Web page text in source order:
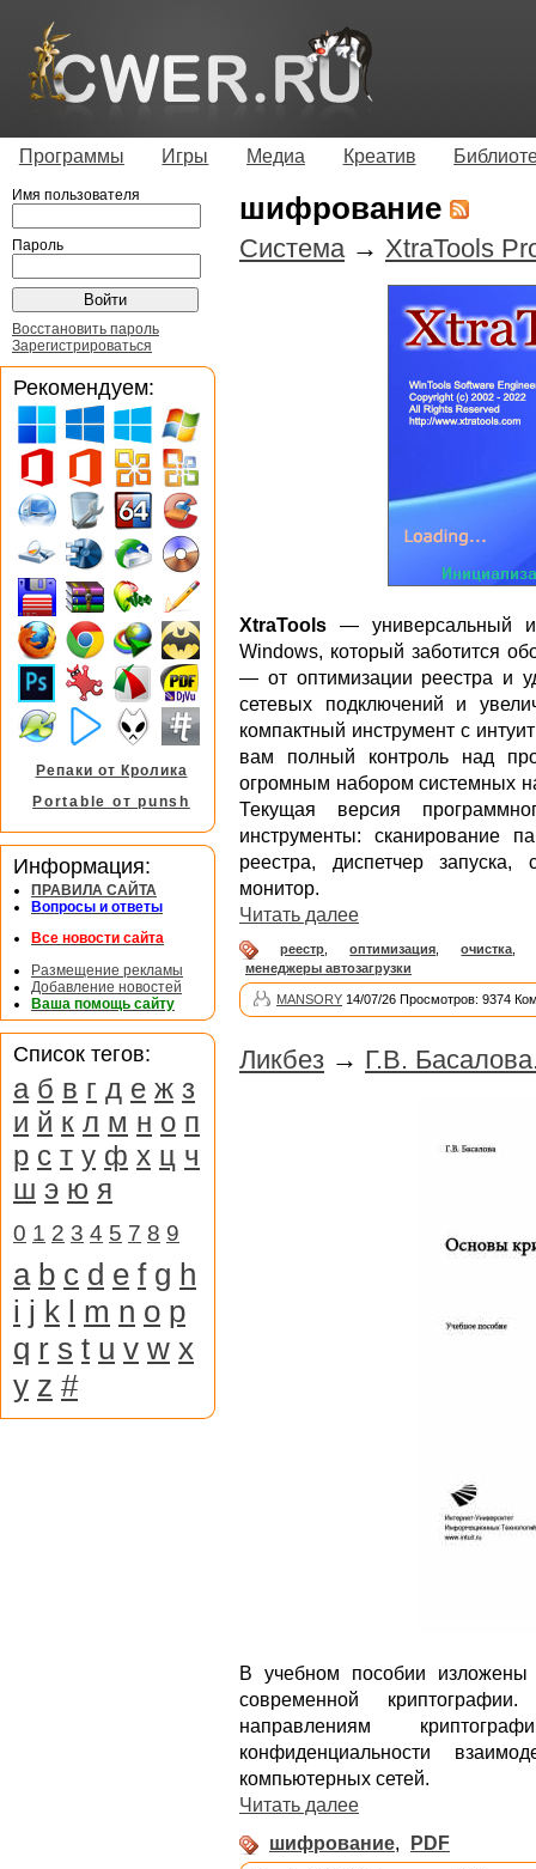
Программы Игры Медиа Креатив
шифрование
Система → XtraTools
XtraTools — универсальный
Windows, который заботится
— от оптимизации реестра и
сетевых подключений и
компактный инструмент с
вам полный контроль над
огромным набором системных
Текущая версия
инструменты: сканирование
реестра, диспетчер
монитор.
Читать далее
реестр оптимизация очистка
менеджеры автозагрузки
MANSORY 14/07/26 Просмотров: 9374
Ликбез → Г.В.
В учебном пособии
современной
направлениям
конфиденциальности
компьютерных сетей.
Читать далее
шифрование, PDF
Имя пользователя
Пароль
Восстановить пароль
Зарегистрироваться
Рекомендуем:
Репаки от Кролика
Portable от punsh
Информация:
ПРАВИЛА САЙТА
Вопросы и ответы
Все новости сайта
Размещение рекламы
Добавление новостей
Ваша помощь сайту
Список тегов:
а б в г д е ж з
и й к л м н о п
р с т у ф х ц ч
ш э ю я
0 1 2 3 4 5 7 8 9
a b c d e f g h
i j k l m n o p
q r s t u v w x
y z #